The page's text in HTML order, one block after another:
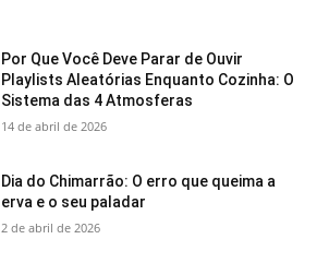
Por Que Você Deve Parar de Ouvir
Playlists Aleatórias Enquanto Cozinha: O
Sistema das 4 Atmosferas
14 de abril de 2026
Dia do Chimarrão: O erro que queima a
erva e o seu paladar
2 de abril de 2026